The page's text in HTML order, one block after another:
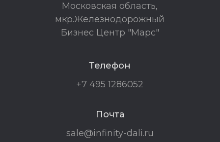
Московская область,
мкр.Железнодорожный
Бизнес Центр "Марс"
Телефон
+7 495 1286052
Почта
sale@infinity-dali.ru